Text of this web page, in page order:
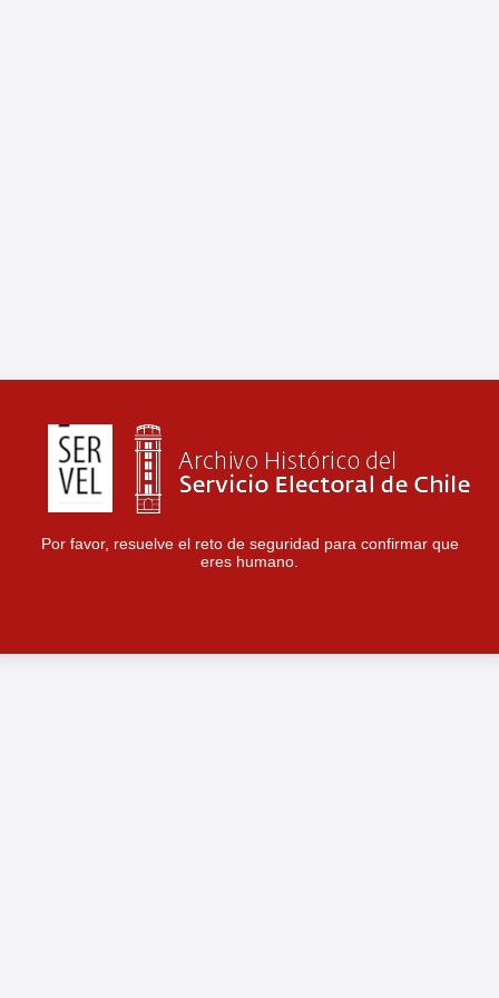
Por favor, resuelve el reto de seguridad para confirmar que
eres humano.